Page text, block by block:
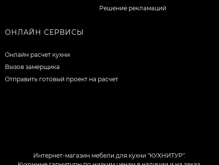
Решение рекламаций
ОНЛАЙН СЕРВИСЫ
Онлайн расчет кухни
Вызов замерщика
Отправить готовый проект на расчет
Интернет-магазин мебели для кухни "КУХНИТУР".